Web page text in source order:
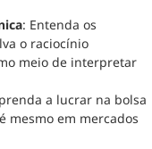
: Entenda os
o raciocínio
meio de interpretar
a lucrar na bolsa
mesmo em mercados